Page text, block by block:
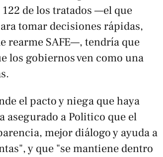
de los tratados —el que
tomar decisiones rápidas,
rearme SAFE—, tendría que
los gobiernos ven como una
el pacto y niega que haya
asegurado a Politico que el
mejor diálogo y ayuda a
y que "se mantiene dentro